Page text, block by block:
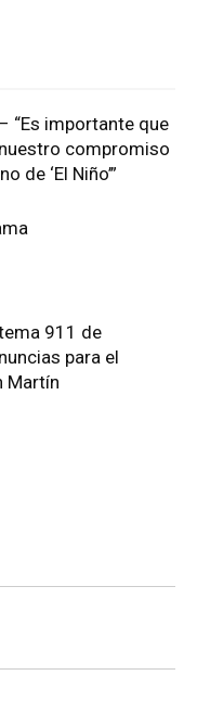
“Es importante que
compromiso
de ‘El Niño’”
911 de
para el
Martín